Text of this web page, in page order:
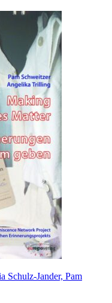
Schulz-Jander, Pam